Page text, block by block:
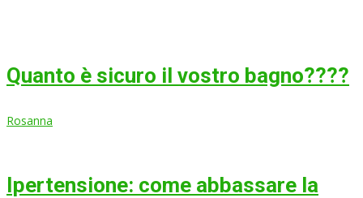
Quanto è sicuro il vostro bagno????
Rosanna
Ipertensione: come abbassare la